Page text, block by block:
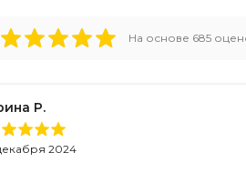
На основе 685
Р.
2024